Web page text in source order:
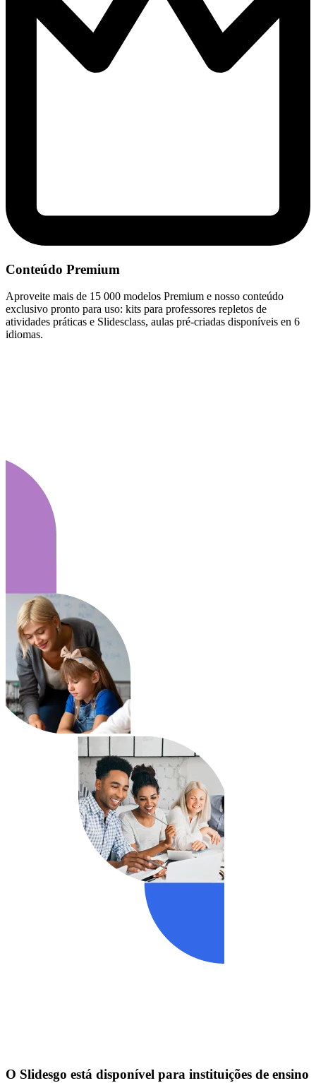
Conteúdo Premium
Aproveite mais de 15 000 modelos Premium e nosso conteúdo
exclusivo pronto para uso: kits para professores repletos de
atividades práticas e Slidesclass, aulas pré-criadas disponíveis en 6
idiomas.
O Slidesgo está disponível para instituições de ensino